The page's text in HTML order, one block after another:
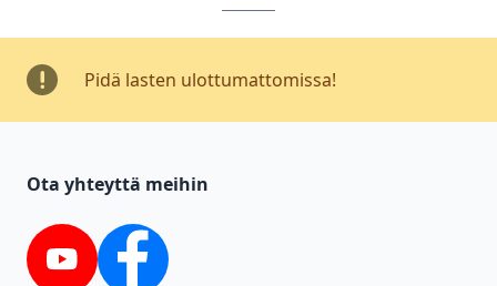
Pidä lasten ulottumattomissa!
Ota yhteyttä meihin
YouTube Facebook